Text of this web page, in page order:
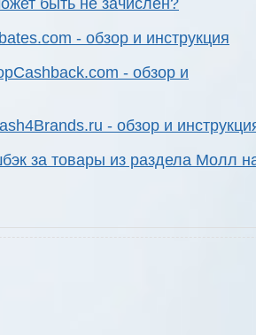
быть не зачислен?
- обзор и инструкция
- обзор и
- обзор и
за товары из раздела Молл